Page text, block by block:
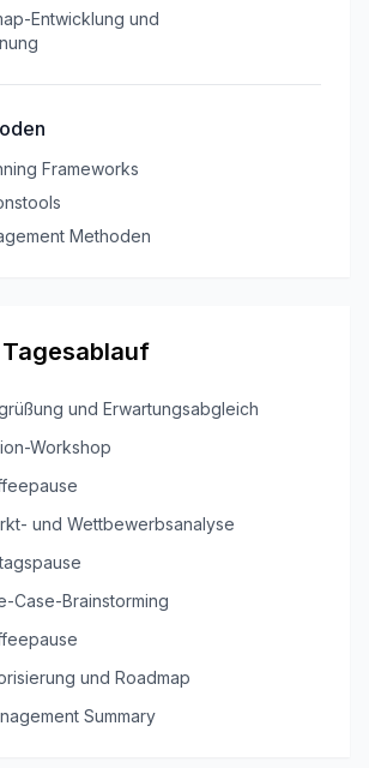
Entwicklung und
Frameworks
Methoden
und Erwartungsabgleich
Workshop
und Wettbewerbsanalyse
Case-Brainstorming
und Roadmap
Summary